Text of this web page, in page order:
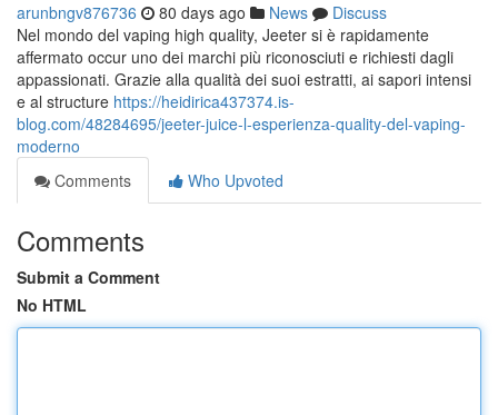
arunbngv876736 80 days ago News
Discuss
Nel mondo del vaping high quality, Jeeter si è rapidamente
affermato occur uno dei marchi più riconosciuti e richiesti dagli
appassionati. Grazie alla qualità dei suoi estratti, ai sapori intensi
e al structure https://heidirica437374.is-
blog.com/48284695/jeeter-juice-l-esperienza-quality-del-vaping-
moderno
Comments
Who Upvoted
Comments
Submit a Comment
No HTML